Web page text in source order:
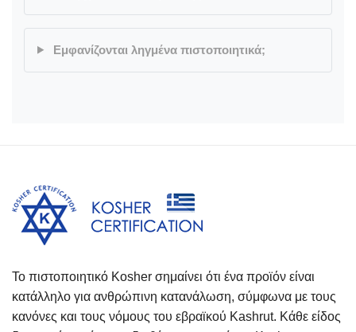
Εμφανίζονται ληγμένα πιστοποιητικά;
Το πιστοποιητικό Kosher σημαίνει ότι ένα προϊόν είναι
κατάλληλο για ανθρώπινη κατανάλωση, σύμφωνα με τους
κανόνες και τους νόμους του εβραϊκού Kashrut. Κάθε είδος